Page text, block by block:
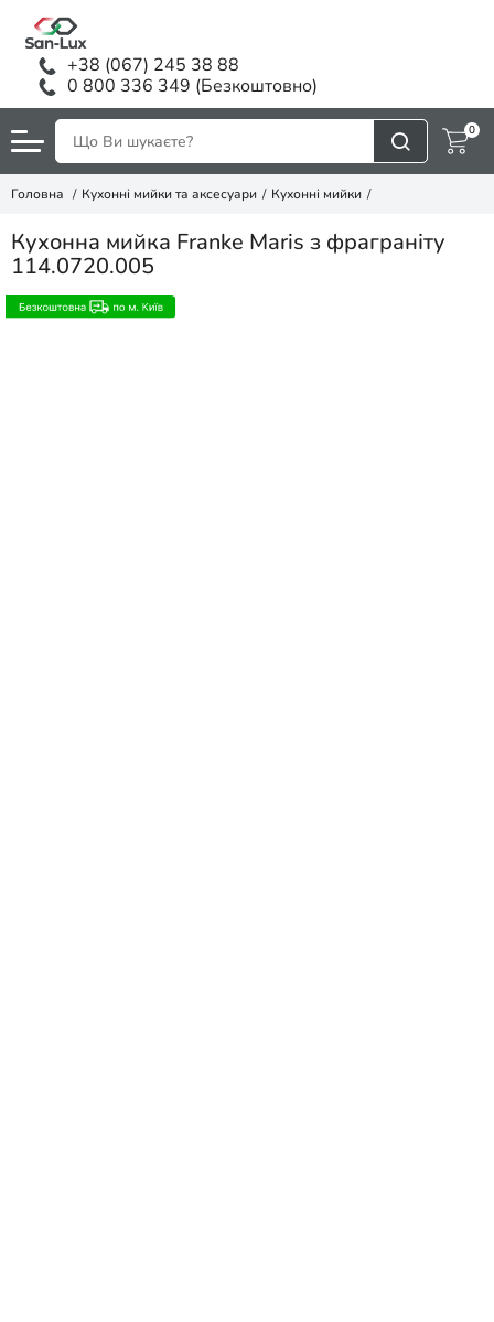
+38 (067) 245 38 88
0 800 336 349 (Безкоштовно)
0
Головна Кухонні мийки та аксесуари Кухонні мийки
Кухонна мийка Franke Maris з фраграніту
114.0720.005